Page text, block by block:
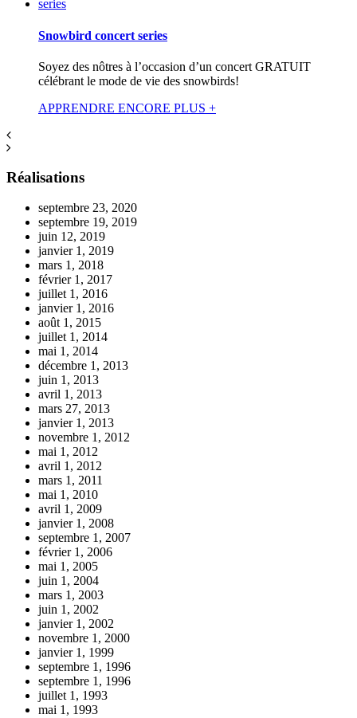
Snowbird concert series
Soyez des nôtres à l’occasion d’un concert GRATUIT
célébrant le mode de vie des snowbirds!
APPRENDRE ENCORE PLUS +
Réalisations
septembre 23, 2020
septembre 19, 2019
juin 12, 2019
janvier 1, 2019
mars 1, 2018
février 1, 2017
juillet 1, 2016
janvier 1, 2016
août 1, 2015
juillet 1, 2014
mai 1, 2014
décembre 1, 2013
juin 1, 2013
avril 1, 2013
mars 27, 2013
janvier 1, 2013
novembre 1, 2012
mai 1, 2012
avril 1, 2012
mars 1, 2011
mai 1, 2010
avril 1, 2009
janvier 1, 2008
septembre 1, 2007
février 1, 2006
mai 1, 2005
juin 1, 2004
mars 1, 2003
juin 1, 2002
janvier 1, 2002
novembre 1, 2000
janvier 1, 1999
septembre 1, 1996
septembre 1, 1996
juillet 1, 1993
mai 1, 1993